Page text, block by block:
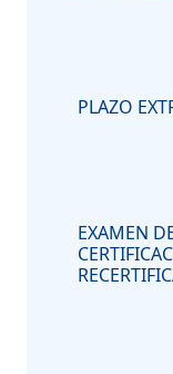
PLAZO
EXAMEN